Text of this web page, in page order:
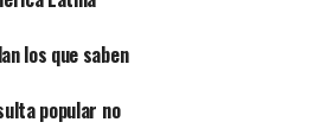
los que saben
popular no